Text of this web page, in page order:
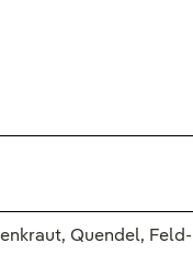
Quendel, Feld-